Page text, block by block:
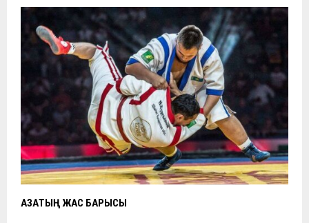
ҚАЗАҚТЫҢ ЖАС БАРЫСЫ